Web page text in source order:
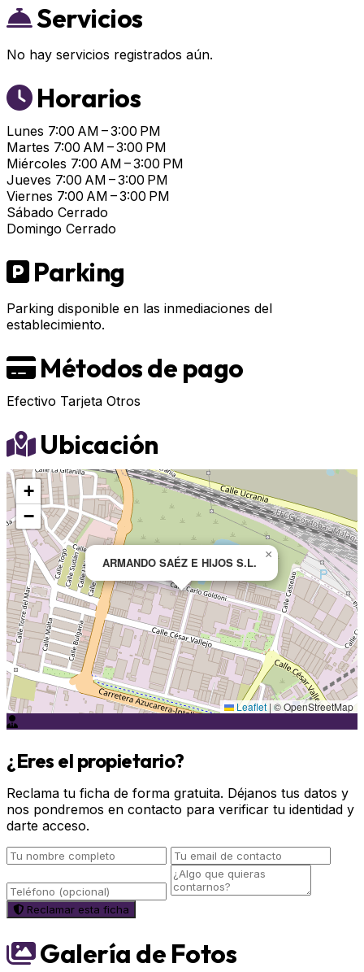
Servicios
No hay servicios registrados aún.
Horarios
Lunes 7:00 AM – 3:00 PM
Martes 7:00 AM – 3:00 PM
Miércoles 7:00 AM – 3:00 PM
Jueves 7:00 AM – 3:00 PM
Viernes 7:00 AM – 3:00 PM
Sábado Cerrado
Domingo Cerrado
Parking
Parking disponible en las inmediaciones del
establecimiento.
Métodos de pago
Efectivo Tarjeta Otros
Ubicación
ARMANDO SAÉZ E HIJOS S.L.
×
+
−
Leaflet | © OpenStreetMap
¿Eres el propietario?
Reclama tu ficha de forma gratuita. Déjanos tus datos y
nos pondremos en contacto para verificar tu identidad y
darte acceso.
Reclamar esta ficha
Galería de Fotos